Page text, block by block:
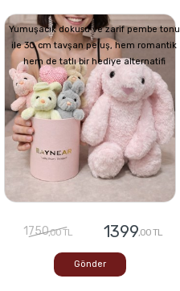
Yumuşacık dokusu ve zarif pembe tonu
ile 30 cm tavşan peluş, hem romantik
hem de tatlı bir hediye alternatifi
1750,00 TL 1399,00 TL
Gönder